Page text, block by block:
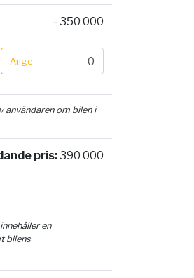
- 350 000
Ange
användaren om bilen i
pris:390 000
en
bilens